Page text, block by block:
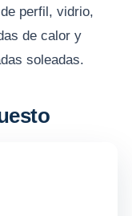
perfil, vidrio,
de calor y
soleadas.